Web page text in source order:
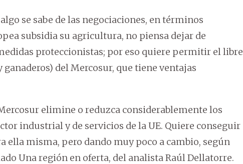
se sabe de las negociaciones, en términos
subsidia su agricultura, no piensa dejar de
proteccionistas; por eso quiere permitir el libre
del Mercosur, que tiene ventajas
elimine o reduzca considerablemente los
industrial y de servicios de la UE. Quiere conseguir
ella misma, pero dando muy poco a cambio, según
Una región en oferta, del analista Raúl Dellatorre.